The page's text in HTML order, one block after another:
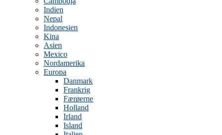
Indien
Nepal
Indonesien
Kina
Asien
Mexico
Nordamerika
Europa
Danmark
Frankrig
Færøerne
Holland
Irland
Island